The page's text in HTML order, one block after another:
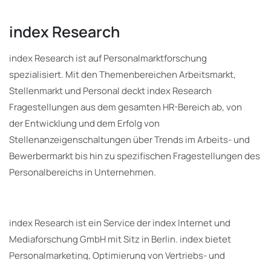
index Research
index Research ist auf Personalmarktforschung
spezialisiert. Mit den Themenbereichen Arbeitsmarkt,
Stellenmarkt und Personal deckt index Research
Fragestellungen aus dem gesamten HR-Bereich ab, von
der Entwicklung und dem Erfolg von
Stellenanzeigenschaltungen über Trends im Arbeits- und
Bewerbermarkt bis hin zu spezifischen Fragestellungen des
Personalbereichs in Unternehmen.
index Research ist ein Service der index Internet und
Mediaforschung GmbH mit Sitz in Berlin. index bietet
Personalmarketing, Optimierung von Vertriebs- und